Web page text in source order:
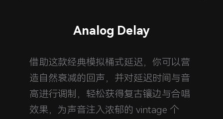
Analog Delay
借助这款经典模拟桶式延迟，你可以营
造自然衰减的回声，并对延迟时间与音
高进行调制，轻松获得复古镶边与合唱
效果，为声音注入浓郁的 vintage 个